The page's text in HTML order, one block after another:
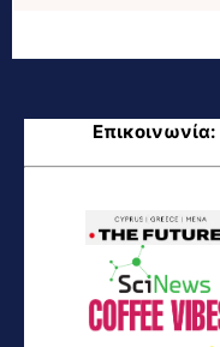
Επικοινωνία: